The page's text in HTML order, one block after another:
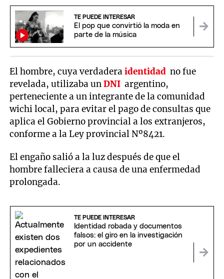
TE PUEDE INTERESAR
El pop que convirtió la moda en
parte de la música
El hombre, cuya verdaderaidentidad no fue
revelada, utilizaba unDNI argentino,
perteneciente a un integrante de la comunidad
wichi local, para evitar el pago de consultas que
aplica el Gobierno provincial a los extranjeros,
conforme a la Ley provincial Nº8421.
El engaño salió a la luz después de que el
hombre falleciera a causa de una enfermedad
prolongada.
TE PUEDE INTERESAR
Identidad robada y documentos
falsos: el giro en la investigación
por un accidente